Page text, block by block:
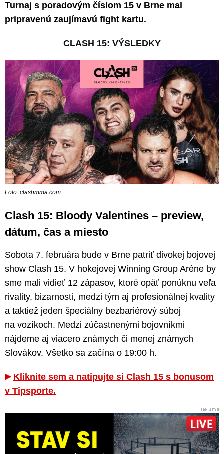
Turnaj s poradovým číslom 15 v Brne mal
pripravenú zaujímavú fight kartu.
CLASH 15: VÝSLEDKY
Foto: clashmma.com
Clash 15: Bloody Valentines – preview,
dátum, čas a miesto
Sobota 7. februára bude v Brne patriť divokej bojovej
show Clash 15. V hokejovej Winning Group Aréne by
sme mali vidieť 12 zápasov, ktoré opäť ponúknu veľa
rivality, bizarnosti, medzi tým aj profesionálnej kvality
a taktiež jeden špeciálny bezbariérový súboj
na vozíkoch. Medzi zúčastnenými bojovníkmi
nájdeme aj viacero známych či menej známych
Slovákov. Všetko sa začína o 19:00 h.
Kliknite sem a natipujte si Clash 15 s bonusom
v Tipsporte.